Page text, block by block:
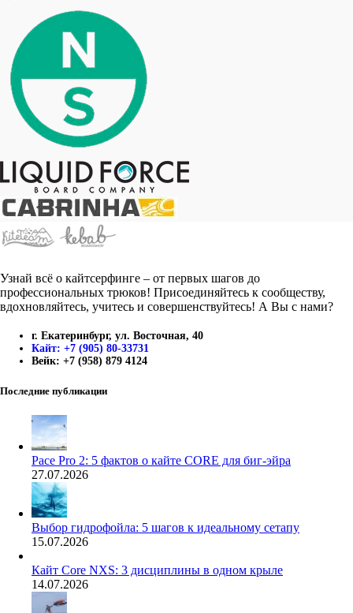
Узнай всё о кайтсерфинге – от первых шагов до
профессиональных трюков! Присоединяйтесь к сообществу,
вдохновляйтесь, учитесь и совершенствуйтесь! А Вы с нами?
г. Екатеринбург, ул. Восточная, 40
Кайт: +7 (905) 80-33731
Вейк: +7 (958) 879 4124
Последние публикации
Pace Pro 2: 5 фактов о кайте CORE для биг-эйра
27.07.2026
Выбор гидрофойла: 5 шагов к идеальному сетапу
15.07.2026
Кайт Core NXS: 3 дисциплины в одном крыле
14.07.2026